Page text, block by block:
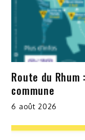
Route du
commune
6 août 2026